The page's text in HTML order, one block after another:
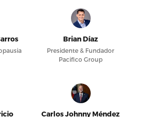
Brian Díaz
Presidente & Fundador
Pacifico Group
Carlos Johnny Méndez